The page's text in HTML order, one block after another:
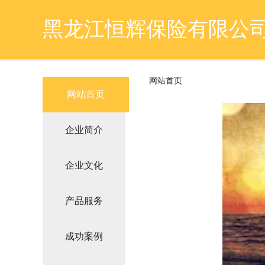
黑龙江恒辉保险有限公
网站首页
企业简介
企业文化
产品服务
成功案例
网站首页